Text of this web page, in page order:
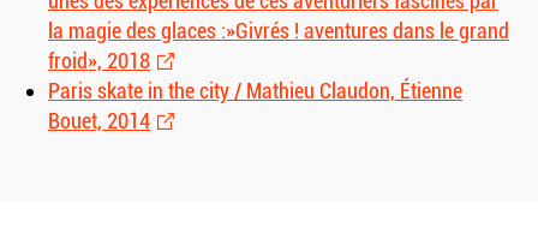
la magie des glaces :»Givrés ! aventures dans le grand
froid», 2018
Paris skate in the city / Mathieu Claudon, Étienne
Bouet, 2014